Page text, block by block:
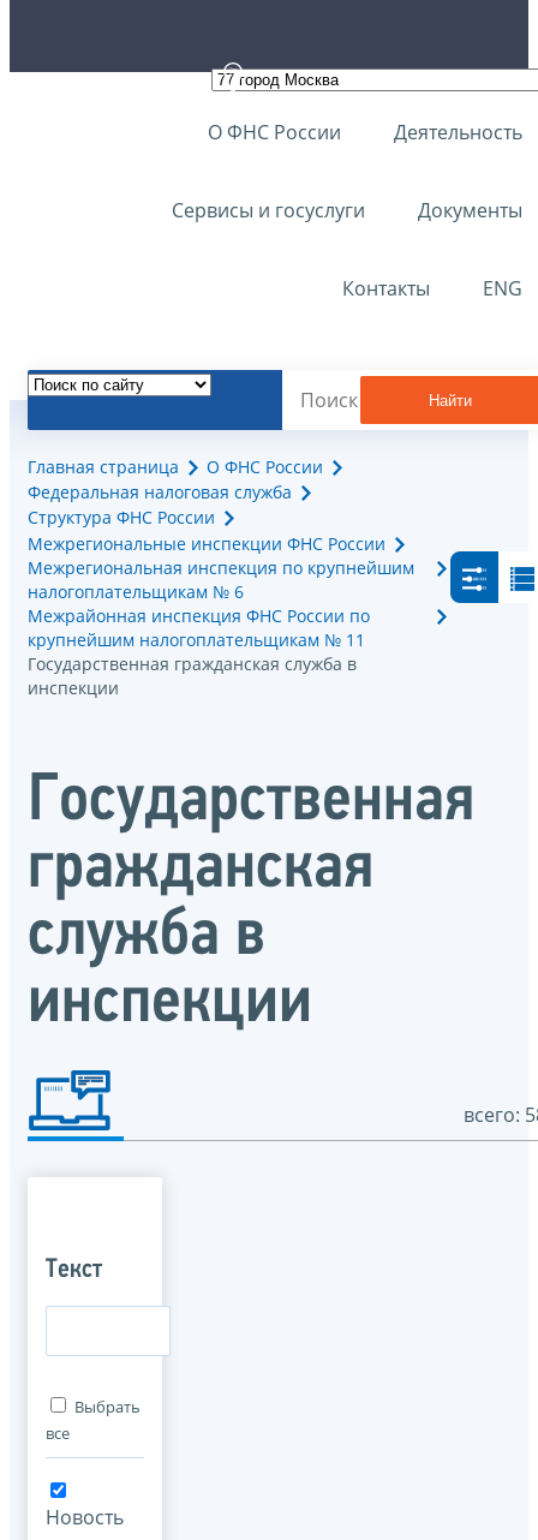
О ФНС России Деятельность
Сервисы и госуслуги Документы
Контакты ENG
Найти
Главная страница
О ФНС России
Федеральная налоговая служба
Структура ФНС России
Межрегиональные инспекции ФНС России
Межрегиональная инспекция по крупнейшим
налогоплательщикам № 6
Межрайонная инспекция ФНС России по
крупнейшим налогоплательщикам № 11
Государственная гражданская служба в
инспекции
Государственная
гражданская
служба в
инспекции
всего:
Текст
Выбрать
все
Новость